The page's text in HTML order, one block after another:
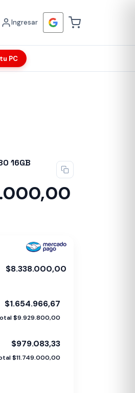
Ingresar
PC
16GB
$8.338.000,00
$1.654.966,67
$9.929.800,00
$979.083,33
$11.749.000,00